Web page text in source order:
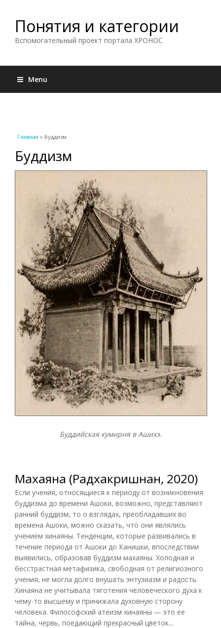
Понятия и категории
Вспомогательный проект портала ХРОНОС
Menu
Вы здесь
Главная » Буддизм
Буддизм
Буддийская кумирня в Ашихэ.
Махаяна (Радхакришнан, 2020)
Если учения, относящиеся к периоду от возникновения
буддизма до времени Ашоки, возможно, представляют
ранний буддизм, то о взглядах, преобладавших во
времена Ашоки, можно сказать, что они являлись
учением хинаяны. Тенденции, которые развивались в
течение периода от Ашоки до Канишки, впоследствии
выявились, образовав буддизм махаяны. Холодная и
бесстрастная метафизика, свободная от религиозного
учения, не могла долго внушать энтузиазм и радость.
Хинаяна не учитывала тяготения человеческого духа к
чему-то высшему и принижала духовную сторону
человека. Философский атеизм хинаяны — это ее
тайна, червь, поедающий прекрасный цветок...